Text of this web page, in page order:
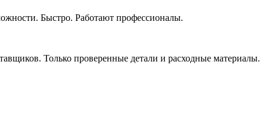
Быстро. Работают профессионалы.
Только проверенные детали и расходные материалы.